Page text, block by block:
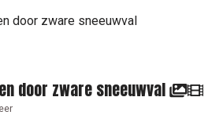
door zware sneeuwval